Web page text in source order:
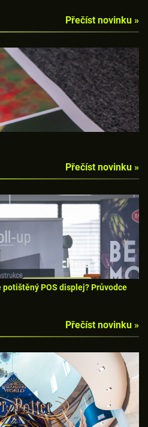
Přečíst novinku »
Přečíst novinku »
POS displej? Průvodce
Přečíst novinku »